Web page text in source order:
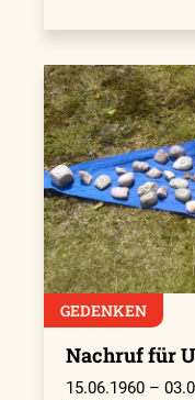
GEDENKEN
Nachruf für
15.06.1960 –